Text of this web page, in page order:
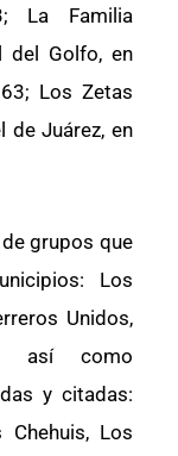
La Familia
del Golfo, en
Los Zetas
de Juárez, en
grupos que
Los
Unidos,
así como
y citadas:
Chehuis, Los